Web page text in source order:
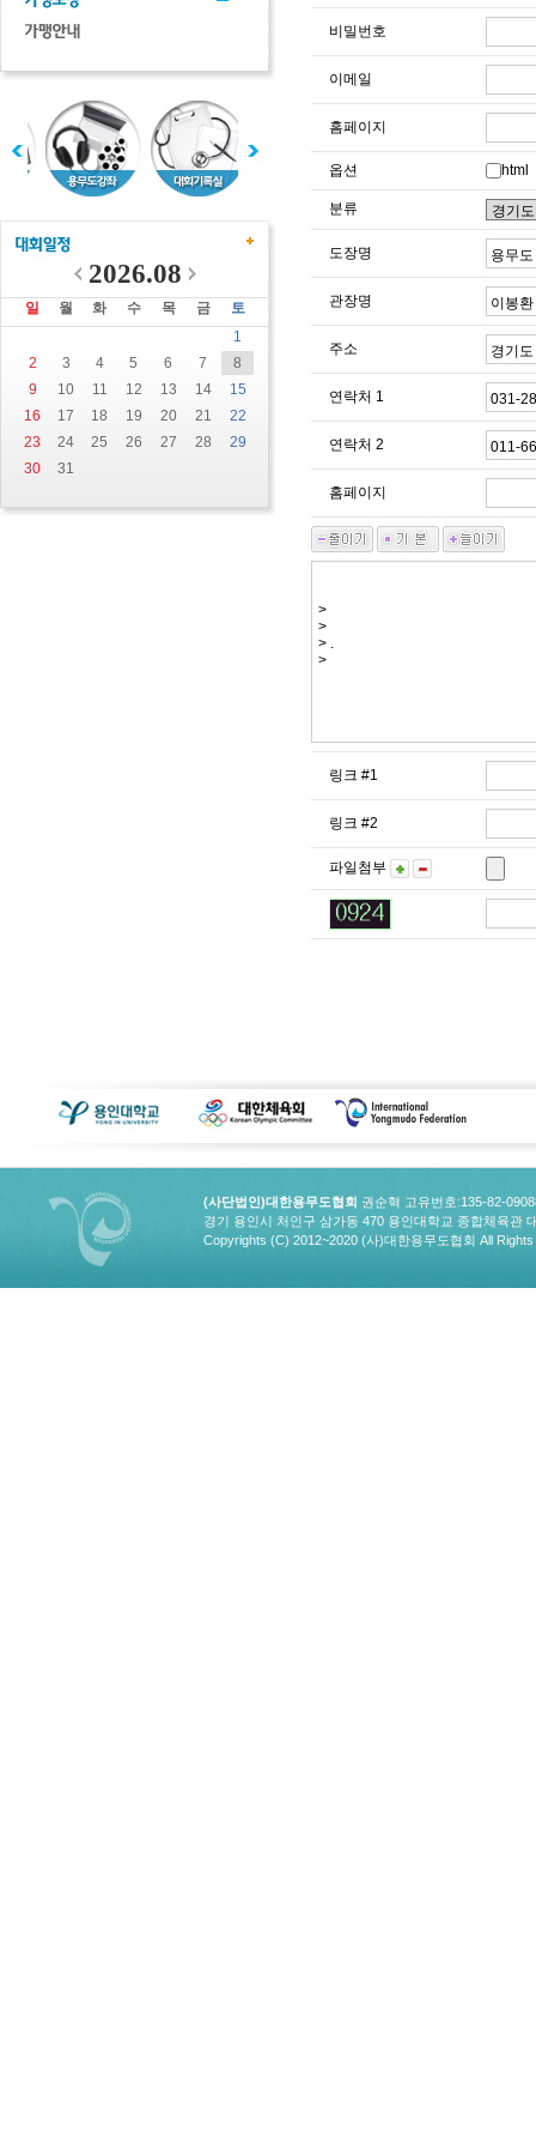
2026.08
일 월 화 수 목 금
토
1
2
3 4 5 6 7
8
9
10 11 12 13 14
15
16
17 18 19 20 21
22
23
24 25 26 27 28
29
30
31
비밀번호
이메일
홈페이지
옵션 html
분류
도장명
관장명
주소
연락처 1
연락처 2
홈페이지
링크 #1
링크 #2
파일첨부
(사단법인)대한용무도협회 권순혁 고유번호:135-82-
경기 용인시 처인구 삼가동 470 용인대학교 종합체육관
Copyrights (C) 2012~2020 (사)대한용무도협회 All